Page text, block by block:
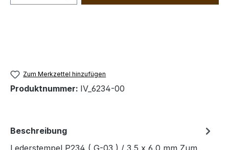
Zum Merkzettel hinzufügen
Produktnummer: IV_6234-00
Beschreibung